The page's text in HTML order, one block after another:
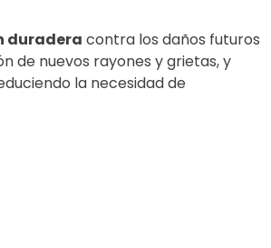
duradera contra los daños futuros
de nuevos rayones y grietas, y
la necesidad de